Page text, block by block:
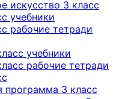
искусство 3 класс
учебники
рабочие тетради
учебники
рабочие тетради
программа 3 класс